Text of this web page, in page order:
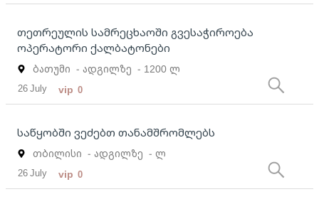
თეთრეულის სამრეცხაოში გვესაჭიროება
ოპერატორი ქალბატონები
ბათუმი - ადგილზე - 1200 ლ
26 July vip 0
საწყობში ვეძებთ თანამშრომლებს
თბილისი - ადგილზე - ლ
26 July vip 0